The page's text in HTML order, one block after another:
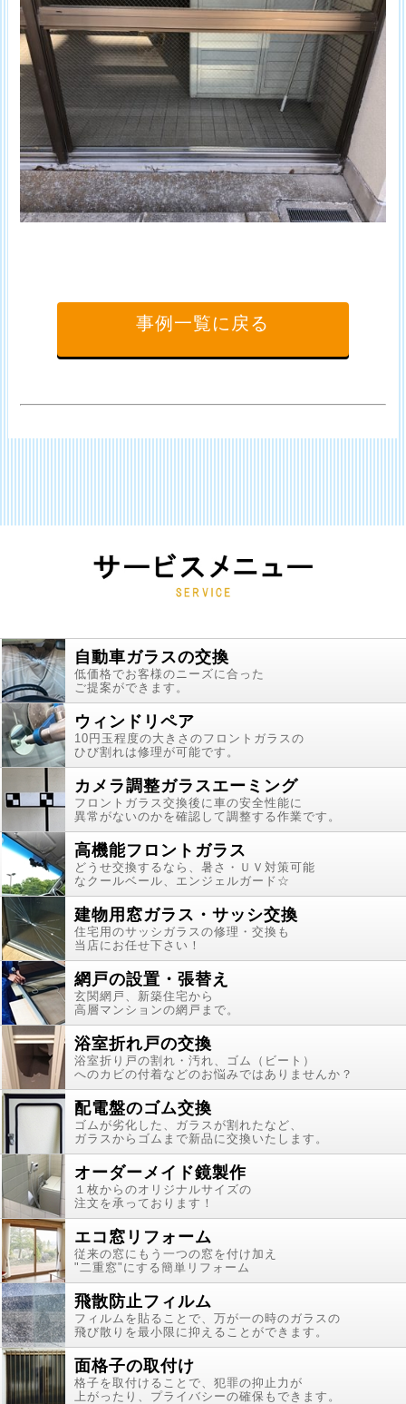
事例一覧に戻る
自動車ガラスの交換
低価格でお客様のニーズに合った
ご提案ができます。
ウィンドリペア
10円玉程度の大きさのフロントガラスの
ひび割れは修理が可能です。
カメラ調整ガラスエーミング
フロントガラス交換後に車の安全性能に
異常がないのかを確認して調整する作業です。
高機能フロントガラス
どうせ交換するなら、暑さ・ＵＶ対策可能
なクールベール、エンジェルガード☆
建物用窓ガラス・サッシ交換
住宅用のサッシガラスの修理・交換も
当店にお任せ下さい！
網戸の設置・張替え
玄関網戸、新築住宅から
高層マンションの網戸まで。
浴室折れ戸の交換
浴室折り戸の割れ・汚れ、ゴム（ビート）
へのカビの付着などのお悩みではありませんか？
配電盤のゴム交換
ゴムが劣化した、ガラスが割れたなど、
ガラスからゴムまで新品に交換いたします。
オーダーメイド鏡製作
１枚からのオリジナルサイズの
注文を承っております！
エコ窓リフォーム
従来の窓にもう一つの窓を付け加え
"二重窓"にする簡単リフォーム
飛散防止フィルム
フィルムを貼ることで、万が一の時のガラスの
飛び散りを最小限に抑えることができます。
面格子の取付け
格子を取付けることで、犯罪の抑止力が
上がったり、プライバシーの確保もできます。